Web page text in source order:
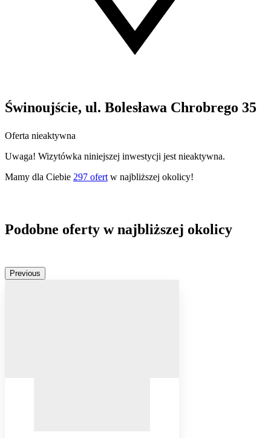
Świnoujście, ul. Bolesława Chrobrego 35
Oferta nieaktywna
Uwaga! Wizytówka niniejszej inwestycji jest nieaktywna.
Mamy dla Ciebie 297 ofert w najbliższej okolicy!
Podobne oferty w najbliższej okolicy
Previous